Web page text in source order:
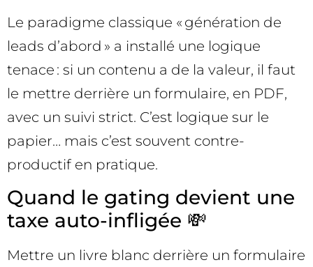
Le paradigme classique « génération de
leads d’abord » a installé une logique
tenace : si un contenu a de la valeur, il faut
le mettre derrière un formulaire, en PDF,
avec un suivi strict. C’est logique sur le
papier… mais c’est souvent contre-
productif en pratique.
Quand le gating devient une
taxe auto-infligée 💸
Mettre un livre blanc derrière un formulaire